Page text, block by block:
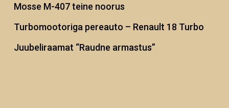
Mosse M-407 teine noorus
Turbomootoriga pereauto – Renault 18 Turbo
Juubeliraamat “Raudne armastus”